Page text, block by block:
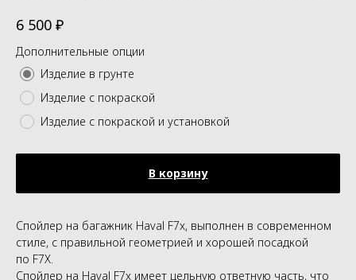
6 500 ₽
Дополнительные опции
Изделие в грунте
Изделие с покраской
Изделие с покраской и установкой
В корзину
Спойлер на багажник Haval F7x, выполнен в современном
стиле, с правильной геометрией и хорошей посадкой
по F7Х.
Спойлер на Haval F7x имеет цельную ответную часть, что